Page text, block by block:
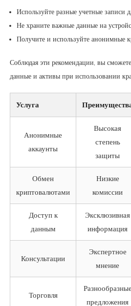
Используйте разные учетные записи
Не храните важные данные на
Получите и используйте анонимные
Соблюдая эти рекомендации, вы
данные и активы при использовании
Услуга
Анонимные
аккаунты
Высокая
степень
защиты
Обмен
криптовалютами
Низкие
комиссии
Доступ к
данным
Эксклюзивная
информация
Консультации
Экспертное
мнение
Торговля
Разнообразные
предложения